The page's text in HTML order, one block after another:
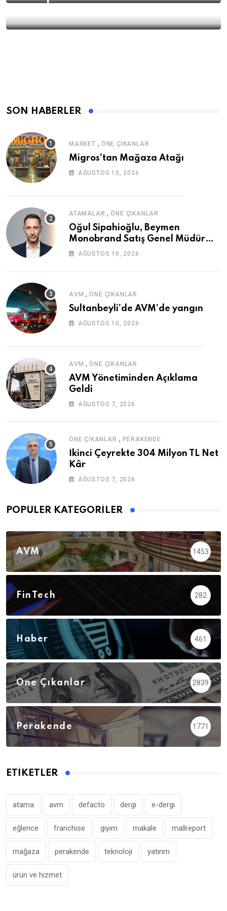
sınırlarını aşıyor
SON HABERLER
MARKET , ÖNE ÇIKANLAR
Migros’tan Mağaza Atağı
AĞUSTOS 10, 2026
ATAMALAR ,ÖNE ÇIKANLAR
Oğul Sipahioğlu, Beymen
Monobrand Satış Genel Müdür
Yardımcısı Oldu
AĞUSTOS 10, 2026
AVM ,ÖNE ÇIKANLAR
Sultanbeyli’de AVM’de yangın
AĞUSTOS 10, 2026
AVM ,ÖNE ÇIKANLAR
AVM Yönetiminden Açıklama
Geldi
AĞUSTOS 7, 2026
ÖNE ÇIKANLAR , PERAKENDE
İkinci Çeyrekte 304 Milyon TL Net
Kâr
AĞUSTOS 7, 2026
POPÜLER KATEGORILER
AVM 1453
FinTech 282
Haber 461
Öne Çıkanlar 2839
Perakende 1771
ETIKETLER
atama avm defacto dergi e-dergi
eğlence franchise giyim makale mallreport
mağaza perakende teknoloji yatırım
ürün ve hizmet